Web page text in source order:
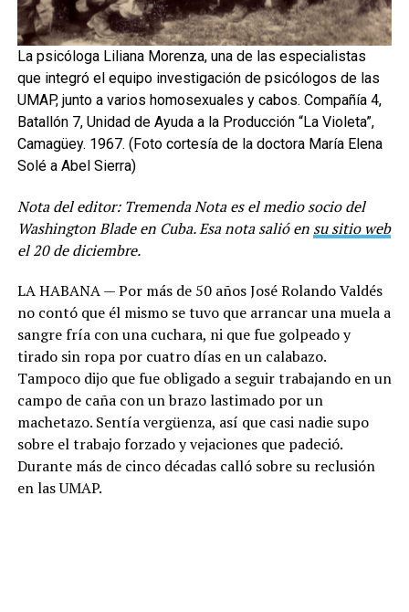
La psicóloga Liliana Morenza, una de las especialistas
que integró el equipo investigación de psicólogos de las
UMAP, junto a varios homosexuales y cabos. Compañía 4,
Batallón 7, Unidad de Ayuda a la Producción “La Violeta”,
Camagüey. 1967. (Foto cortesía de la doctora María Elena
Solé a Abel Sierra)
Nota del editor: Tremenda Nota es el medio socio del
Washington Blade en Cuba. Esa nota salió en su sitio web
el 20 de diciembre.
LA HABANA — Por más de 50 años José Rolando Valdés
no contó que él mismo se tuvo que arrancar una muela a
sangre fría con una cuchara, ni que fue golpeado y
tirado sin ropa por cuatro días en un calabazo.
Tampoco dijo que fue obligado a seguir trabajando en un
campo de caña con un brazo lastimado por un
machetazo. Sentía vergüenza, así que casi nadie supo
sobre el trabajo forzado y vejaciones que padeció.
Durante más de cinco décadas calló sobre su reclusión
en las UMAP.